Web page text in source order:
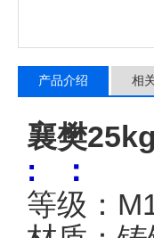
产品介绍 相
襄樊
: ：
等级：